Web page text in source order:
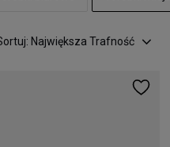
Największa Trafność